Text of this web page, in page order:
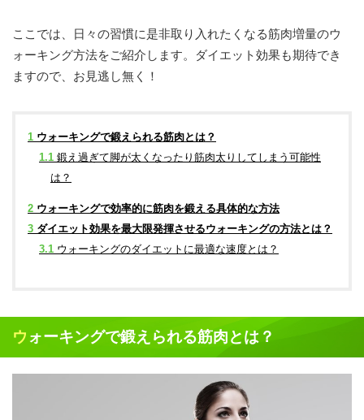
ここでは、日々の習慣に是非取り入れたくなる筋肉増量のウ
ォーキング方法をご紹介します。ダイエット効果も期待でき
ますので、お見逃し無く！
1 ウォーキングで鍛えられる筋肉とは？
1.1 鍛え過ぎて脚が太くなったり筋肉太りしてしまう可能性
は？
2 ウォーキングで効率的に筋肉を鍛える具体的な方法
3 ダイエット効果を最大限発揮させるウォーキングの方法とは？
3.1 ウォーキングのダイエットに最適な速度とは？
ウォーキングで鍛えられる筋肉とは？